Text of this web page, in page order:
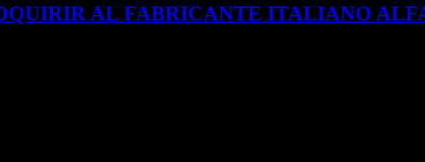
AL FABRICANTE ITALIANO